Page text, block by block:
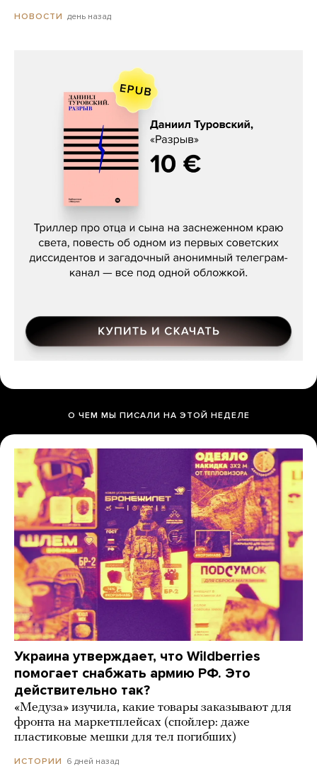
НОВОСТИ день назад
Даниил Туровский, «Разрыв»
О ЧЕМ МЫ ПИСАЛИ НА ЭТОЙ НЕДЕЛЕ
Украина утверждает, что Wildberries
помогает снабжать армию РФ. Это
действительно так?
«Медуза» изучила, какие товары заказывают для
фронта на маркетплейсах (спойлер: даже
пластиковые мешки для тел погибших)
ИСТОРИИ 6 дней назад